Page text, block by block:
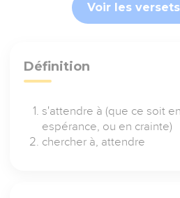
Voir les
Définition
s'attendre à (que ce soit
espérance, ou en crainte)
chercher à, attendre